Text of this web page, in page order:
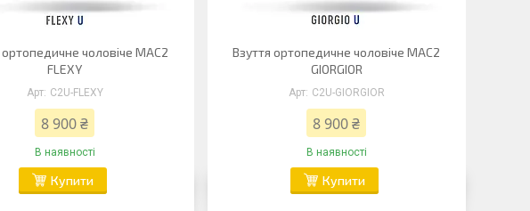
ортопедичне чоловіче MAC2
FLEXY
C2U-FLEXY
8 900 ₴
В наявності
Купити
Взуття ортопедичне чоловіче MAC2
GIORGIOR
C2U-GIORGIOR
8 900 ₴
В наявності
Купити